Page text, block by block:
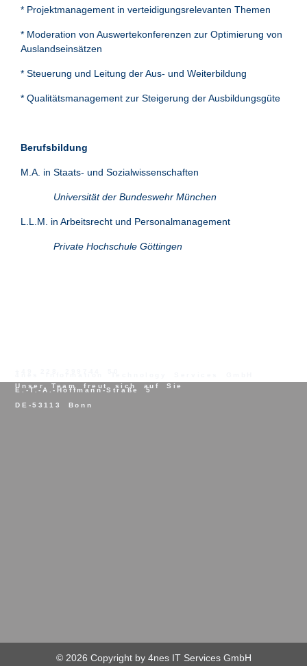
* Projektmanagement in verteidigungsrelevanten Themen
* Moderation von Auswertekonferenzen zur Optimierung von
Auslandseinsätzen
* Steuerung und Leitung der Aus- und Weiterbildung
* Qualitätsmanagement zur Steigerung der Ausbildungsgüte
Berufsbildung
M.A. in Staats- und Sozialwissenschaften
Universität der Bundeswehr München
L.L.M. in Arbeitsrecht und Personalmanagement
Private Hochschule Göttingen
Unser Team freut sich auf Sie
E.-T.-A.-Hoffmann-Straße 5
DE-53113 Bonn
© 2026 Copyright by 4nes IT Services GmbH